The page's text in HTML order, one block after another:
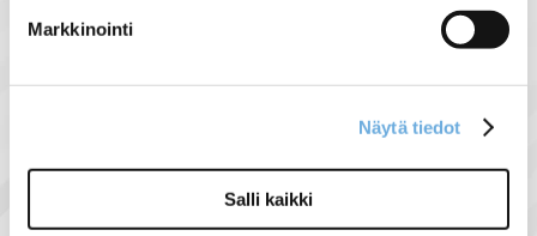
Markkinointi
Näytä tiedot
Salli kaikki